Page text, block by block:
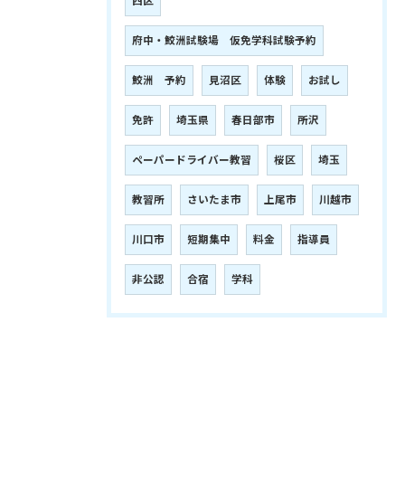
府中・鮫洲試験場 仮免学科試験予約
鮫洲 予約 見沼区 体験 お試し
免許 埼玉県 春日部市 所沢
ペーパードライバー教習 桜区 埼玉
教習所 さいたま市 上尾市 川越市
川口市 短期集中 料金 指導員
非公認 合宿 学科